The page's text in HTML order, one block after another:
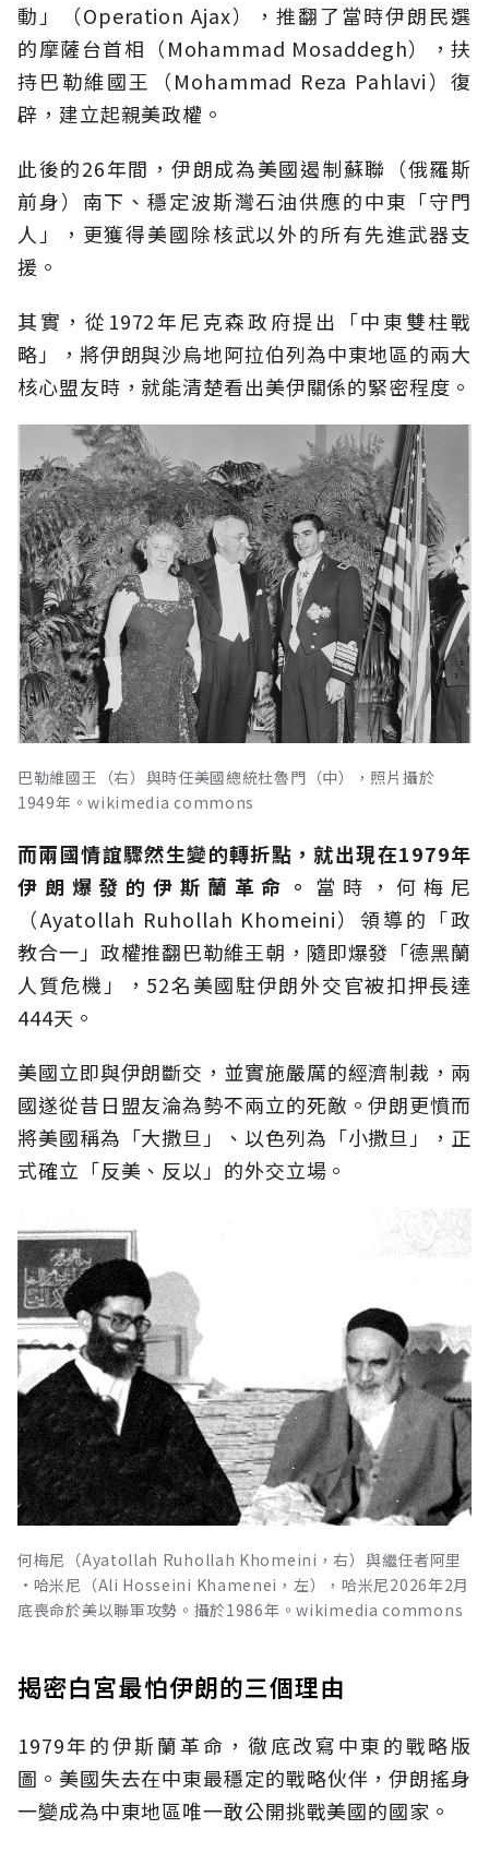
動」（Operation Ajax），推翻了當時伊朗民選
的摩薩台首相（Mohammad Mosaddegh），扶
持巴勒維國王（Mohammad Reza Pahlavi）復
辟，建立起親美政權。
此後的26年間，伊朗成為美國遏制蘇聯（俄羅斯
前身）南下、穩定波斯灣石油供應的中東「守門
人」，更獲得美國除核武以外的所有先進武器支
援。
其實，從1972年尼克森政府提出「中東雙柱戰
略」，將伊朗與沙烏地阿拉伯列為中東地區的兩大
核心盟友時，就能清楚看出美伊關係的緊密程度。
巴勒維國王（右）與時任美國總統杜魯門（中），照片攝於
1949年。wikimedia commons
而兩國情誼驟然生變的轉折點，就出現在1979年
伊朗爆發的伊斯蘭革命。 當時，何梅尼
（Ayatollah Ruhollah Khomeini）領導的「政
教合一」政權推翻巴勒維王朝，隨即爆發「德黑蘭
人質危機」，52名美國駐伊朗外交官被扣押長達
444天。
美國立即與伊朗斷交，並實施嚴厲的經濟制裁，兩
國遂從昔日盟友淪為勢不兩立的死敵。伊朗更憤而
將美國稱為「大撒旦」、以色列為「小撒旦」，正
式確立「反美、反以」的外交立場。
何梅尼（Ayatollah Ruhollah Khomeini，右）與繼任者阿里
·哈米尼（Ali Hosseini Khamenei，左），哈米尼2026年2月
底喪命於美以聯軍攻勢。攝於1986年。wikimedia commons
揭密白宮最怕伊朗的三個理由
1979年的伊斯蘭革命，徹底改寫中東的戰略版
圖。美國失去在中東最穩定的戰略伙伴，伊朗搖身
一變成為中東地區唯一敢公開挑戰美國的國家。